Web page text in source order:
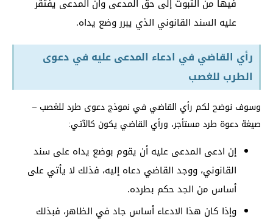
فيها من الثبوت إلى حق المدعى وأن المدعى يفتقر
عليه السند القانوني الذي يبرر وضع يداه.
رأي القاضي في ادعاء المدعى عليه في دعوى
الطرب للغصب
وسوف نوضح لكم رأي القاضي في نموذج دعوى طرد للغصب –
صيغة دعوة طرد مستأجر، ورأي القاضي يكون كالآتي:
إن ادعى المدعى عليه أن يقوم بوضع يداه على سند
القانوني، ووجد القاضي دعاه إليه، فذلك لا يأتي على
أساس من الجد حكم بطرده.
وإذا كان هذا الادعاء أساس جاد في الظاهر، فبذلك